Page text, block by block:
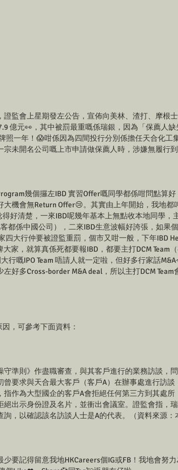
證監會上星期發左公告，宣佈向美林、渣打、摩根
億元👀，其中被罰最重嘅係瑞銀，因為「保薦人
照一年！😱咁係因為四間投行分別係擔任天合化工
未開名公司嘅上市申請做保薦人時，涉嫌無履行到
幾個攞左IBD 實習Offer嘅同學都係咁問點算
大機會無Return Offer😢。其實由上年開始，我地都
得好清楚，一來IBD呢幾年基本上無點收本地同學，
都係中國公司），二來IBD生意波幅好誇張，如果
四大行仲要被證監重罰，個市又咁一般，下年IBD
家，就算真係死都要報IBD，都要主打DCM Team
行嘅IPO Team 唔請人就一定啦，但好多行家話
好多Cross-border M&A deal，所以主打DCM Team
，可參考下面資料：
準則》作盡職審查，與其客戶進行的業務訪談，問
曾要求與天合最大客戶（客戶A）在辦事處進行訪談
指作為大型國企的客戶A會拒絕任何第三方到其處所
絕出示身份證及名片，並衝出會議室。證監會指，
，以確認該名訪談人士是A的代表。（資料來源：
要記得留意我地HKCareers個IG或FB！我地會努